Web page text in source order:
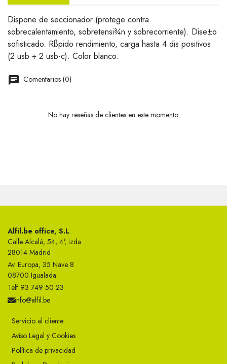
Dispone de seccionador (protege contra
sobrecalentamiento, sobretensi¾n y sobrecorriente). Dise±o
sofisticado. Rßpido rendimiento, carga hasta 4 dis positivos
(2 usb + 2 usb-c). Color blanco.
Comentarios (0)
No hay reseñas de clientes en este momento.
Alfil.be office, S.L
Calle Alcalá, 54, 4°, izda.
28014 Madrid
Av. Europa, 35 Nave 8
08700 Igualada
Telf 93 749 50 23
info@alfil.be
Servicio al cliente
Aviso Legal y Cookies
Política de privacidad